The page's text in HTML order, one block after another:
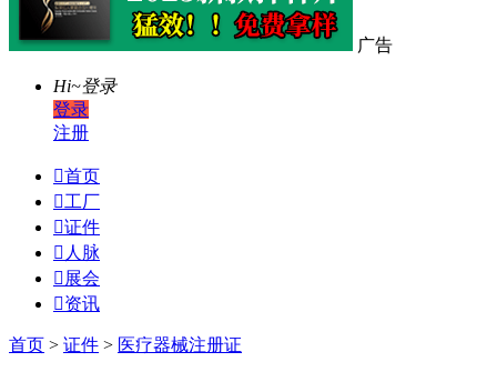
广告
Hi~登录
登录
注册
首页
工厂
证件
 人脉
 展会
资讯
首页 > 证件 > 医疗器械注册证